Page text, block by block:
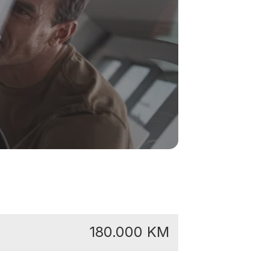
180.000 KM